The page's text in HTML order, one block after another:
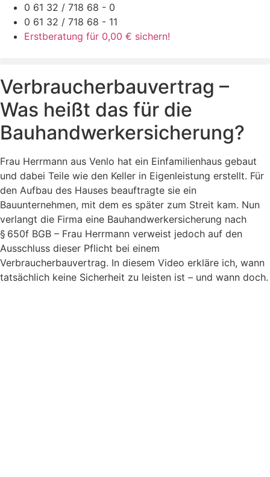
Zum
Inhalt
springen
0 61 32 / 718 68 - 0
0 61 32 / 718 68 - 11
Erstberatung für 0,00 € sichern!
Verbraucherbauvertrag –
Was heißt das für die
Bauhandwerkersicherung?
Frau Herrmann aus Venlo hat ein Einfamilienhaus gebaut
und dabei Teile wie den Keller in Eigenleistung erstellt. Für
den Aufbau des Hauses beauftragte sie ein
Bauunternehmen, mit dem es später zum Streit kam. Nun
verlangt die Firma eine Bauhandwerkersicherung nach
§ 650f BGB – Frau Herrmann verweist jedoch auf den
Ausschluss dieser Pflicht bei einem
Verbraucherbauvertrag. In diesem Video erkläre ich, wann
tatsächlich keine Sicherheit zu leisten ist – und wann doch.